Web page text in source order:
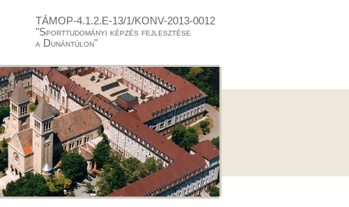
TÁMOP-4.1.2.E-13/1/KONV-2013-0012
"Sporttudományi képzés fejlesztése
a Dunántúlon"